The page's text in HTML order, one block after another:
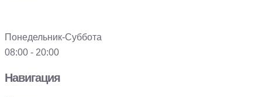
Понедельник-Суббота
08:00 - 20:00
Навигация